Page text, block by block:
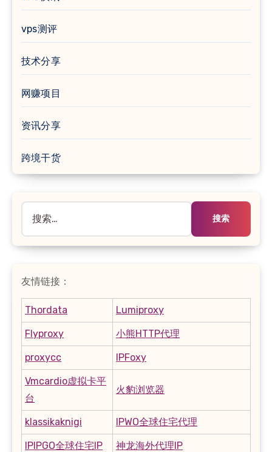
vps测评
技术分享
网赚项目
资讯分享
跨境干货
索：
友情链接：
Thordata Lumiproxy
Flyproxy 小熊HTTP代理
proxycc IPFoxy
Vmcardio虚拟卡平
台
火豹浏览器
klassikaknigi IPWO全球住宅代理
IPIPGO全球住宅IP 神龙海外代理IP